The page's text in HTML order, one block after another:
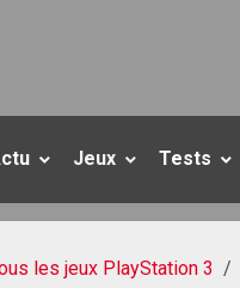
Jeux Tests
les jeux PlayStation 3